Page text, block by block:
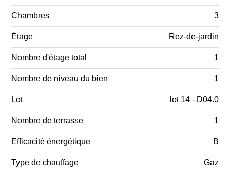
Chambres 3
Étage Rez-de-jardin
Nombre d'étage total 1
Nombre de niveau du bien 1
Lot lot 14 - D04.0
Nombre de terrasse 1
Efficacité énergétique B
Type de chauffage Gaz